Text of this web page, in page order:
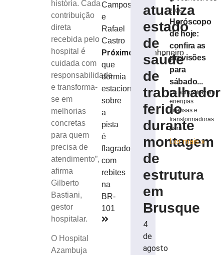
história. Cada
contribuição
direta
recebida pelo
hospital é
cuidada com
responsabilidade
e transforma-
se em
melhorias
concretas
para quem
precisa de
atendimento”,
afirma
Gilberto
Bastiani,
gestor
hospitalar.
O Hospital
Azambuja
Campos
e
Rafael
Castro
Próximo
Caminhoneiro
que
dormia
estacionado
sobre
a
pista
é
flagrado
com
rebites
na
BR-
101
atualiza
estado
de
saúde
de
trabalhador
ferido
durante
montagem
de
estrutura
em
Brusque
4
de
agosto
2026
Horóscopo
de hoje:
confira as
previsões
para
sábado...
Os astros trazem
energias
intensas e
transformadoras
para...
Ler mais »